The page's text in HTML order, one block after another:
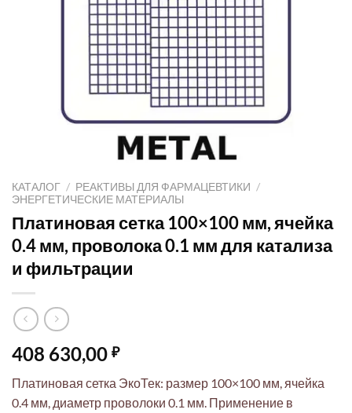
КАТАЛОГ / РЕАКТИВЫ ДЛЯ ФАРМАЦЕВТИКИ /
ЭНЕРГЕТИЧЕСКИЕ МАТЕРИАЛЫ
Платиновая сетка 100×100 мм, ячейка
0.4 мм, проволока 0.1 мм для катализа
и фильтрации
408 630,00 ₽
Платиновая сетка ЭкоТек: размер 100×100 мм, ячейка
0.4 мм, диаметр проволоки 0.1 мм. Применение в